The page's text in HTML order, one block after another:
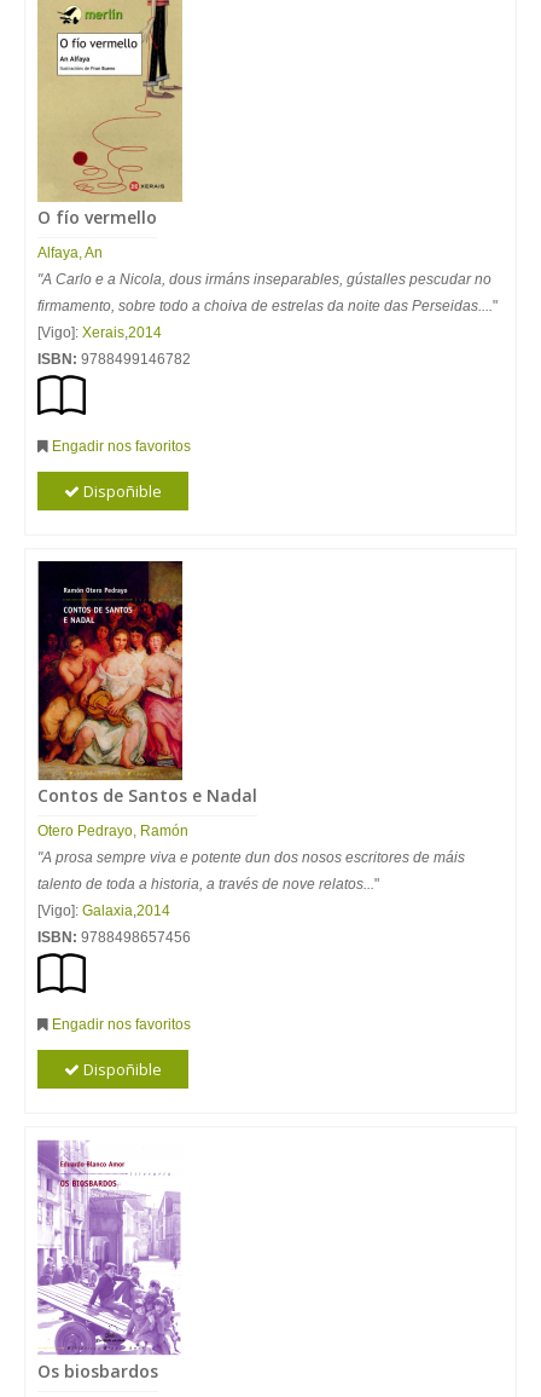
O fío vermello
Alfaya, An
"A Carlo e a Nicola, dous irmáns inseparables, gústalles pescudar no
firmamento, sobre todo a choiva de estrelas da noite das Perseidas...."
[Vigo]: Xerais,2014
ISBN: 9788499146782
Engadir nos favoritos
Dispoñible
Contos de Santos e Nadal
Otero Pedrayo, Ramón
"A prosa sempre viva e potente dun dos nosos escritores de máis
talento de toda a historia, a través de nove relatos..."
[Vigo]: Galaxia,2014
ISBN: 9788498657456
Engadir nos favoritos
Dispoñible
Os biosbardos